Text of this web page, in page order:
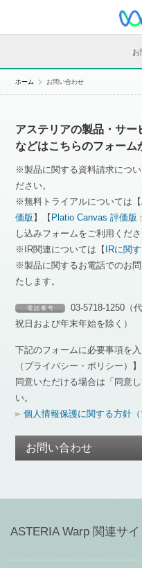
お
ホーム お問い合わせ
アステリアの製品・サ
などはこちらのフォーム
※製品に関する資料請求につい
ださい。
※無料トライアルについては【
価版 】【 Platio Canvas 評価版
し込みフォームをご利用くださ
※IR関連については【 IRに関
※製品に関するお電話でのお
たします。
電 話 番 号 03-5718-1250（
祝日および年末年始を除く）
下記のフォームに必要事項を
（プライバシー・ポリシー）
同意いただける場合は「同意
い。
個人情報保護に関する方針
お問い合わせ
ASTERIA Warp 関連サ